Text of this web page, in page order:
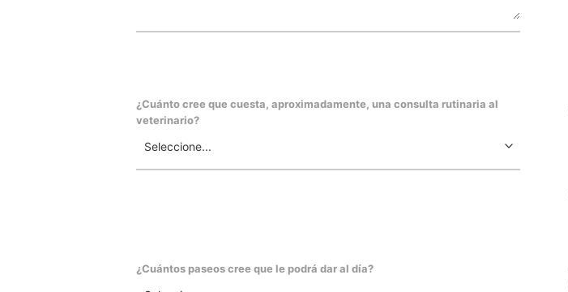
¿Cuánto cree que cuesta, aproximadamente, una consulta rutinaria al
veterinario?
¿Cuántos paseos cree que le podrá dar al día?